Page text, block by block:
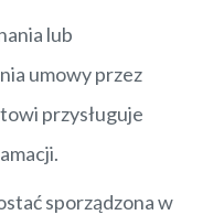
lub
umowy przez
przysługuje
sporządzona w